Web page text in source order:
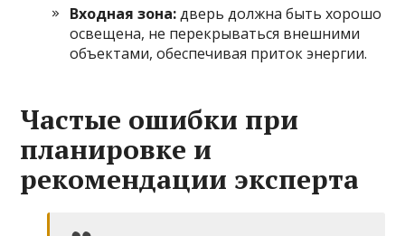
Входная зона:дверь должна быть хорошо
освещена, не перекрываться внешними
объектами, обеспечивая приток энергии.
Частые ошибки при
планировке и
рекомендации эксперта